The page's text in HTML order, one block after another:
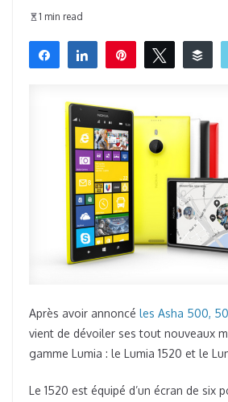
1 min read
Partagez Partagez Épingle Tweetez
Après avoir annoncé les Asha 500,
vient de dévoiler ses tout nouveaux
gamme Lumia : le Lumia 1520 et le
Le 1520 est équipé d’un écran de six